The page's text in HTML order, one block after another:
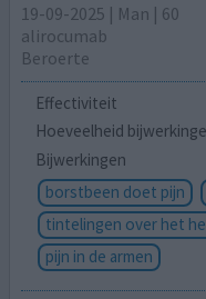
19-09-2025 | Man | 60
alirocumab
Beroerte
Effectiviteit
Hoeveelheid
Bijwerkingen
borstbeen doet pijn
tintelingen over het
pijn in de armen